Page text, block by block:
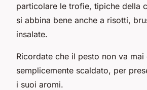
particolare le trofie, tipiche della
si abbina bene anche a risotti,
insalate.
Ricordate che il pesto non va mai
semplicemente scaldato, per
i suoi aromi.